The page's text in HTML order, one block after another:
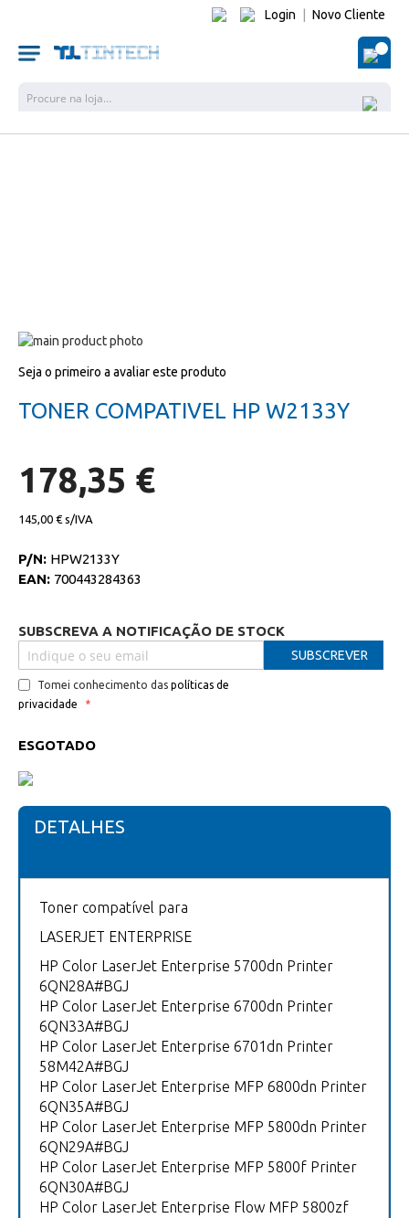
Login Novo Cliente
O
Salte
o
imagens
para
início
de
imagens
Seja o primeiro a avaliar este produto
TONER COMPATIVEL HP W2133Y
178,35 €
145,00 €
P/N: HPW2133Y
EAN: 700443284363
SUBSCREVA A NOTIFICAÇÃO DE STOCK
Tomei conhecimento das políticas de
privacidade
SUBSCREVER
ESGOTADO
DETALHES
Toner compatível para
LASERJET ENTERPRISE
HP Color LaserJet Enterprise 5700dn Printer
6QN28A#BGJ
HP Color LaserJet Enterprise 6700dn Printer
6QN33A#BGJ
HP Color LaserJet Enterprise 6701dn Printer
58M42A#BGJ
HP Color LaserJet Enterprise MFP 6800dn Printer
6QN35A#BGJ
HP Color LaserJet Enterprise MFP 5800dn Printer
6QN29A#BGJ
HP Color LaserJet Enterprise MFP 5800f Printer
6QN30A#BGJ
HP Color LaserJet Enterprise Flow MFP 5800zf